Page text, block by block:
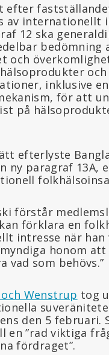
efter
av internationellt
12 ska
bedömning
och
och
inklusive en
för att
på
efterlyste
ny paragraf 13A,
förstår
förklara en
intresse när han
honom att
vad som behövs.”
Wenstrup tog
den 5 februari.
en ”rad viktiga
fördraget”.